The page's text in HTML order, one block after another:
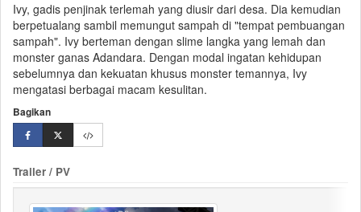
Ivy, gadis penjinak terlemah yang diusir dari desa. Dia kemudian
berpetualang sambil memungut sampah di "tempat pembuangan
sampah". Ivy berteman dengan slime langka yang lemah dan
monster ganas Adandara. Dengan modal ingatan kehidupan
sebelumnya dan kekuatan khusus monster temannya, Ivy
mengatasi berbagai macam kesulitan.
Bagikan
Trailer / PV